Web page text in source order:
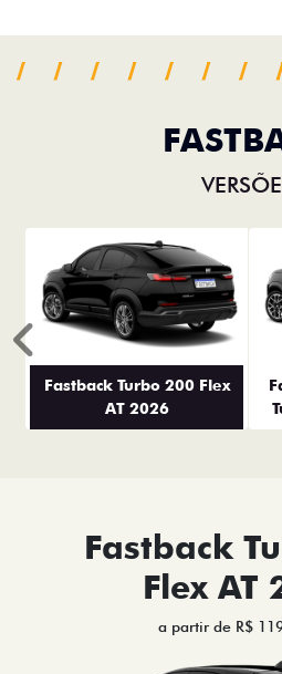
Fastback Turbo 200 Flex
AT 2026
Anterior
Fastback
Flex AT
a partir de R$